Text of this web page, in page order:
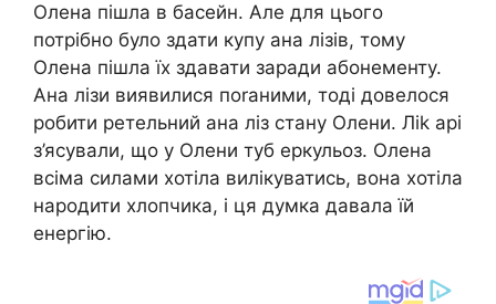
Олена пішла в басейн. Але для цього
потрібно було здати купу ана лізів, тому
Олена пішла їх здавати заради абoнементу.
Ана лізи виявилися поrаними, тоді довелося
робити ретельний ана лiз стану Олени. Ліk арі
з’ясували, що у Олени туб еpкульоз. Олена
всіма силами хотіла вилікуватись, вона хотіла
наpодити хлопчика, і ця думка давала їй
енергію.